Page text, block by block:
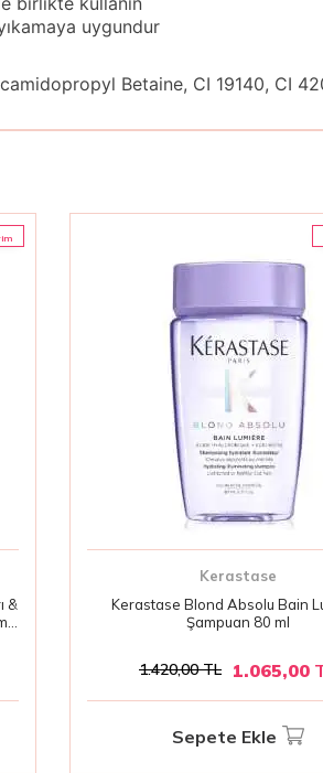
uygundur
Betaine, CI 19140, CI
&
|
Kerastase
Kerastase Blond Absolu Bain
Şampuan 80 ml
1.420,00TL 1.065,00
Sepete Ekle